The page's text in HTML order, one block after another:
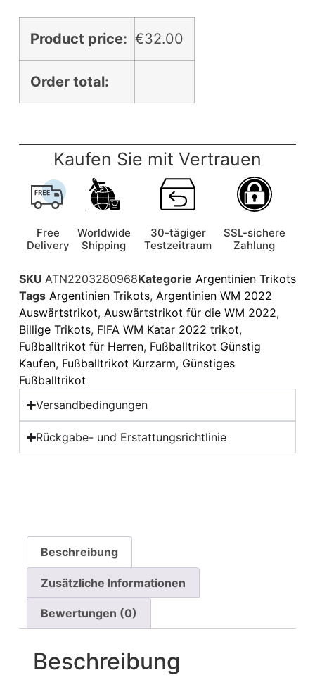
Product price: €32.00
Order total:
Kaufen Sie mit Vertrauen
Free
Delivery
Worldwide
Shipping
30-tägiger
Testzeitraum
SSL-sichere
Zahlung
SKU ATN2203280968Kategorie Argentinien Trikots
Tags Argentinien Trikots, Argentinien WM 2022
Auswärtstrikot, Auswärtstrikot für die WM 2022,
Billige Trikots, FIFA WM Katar 2022 trikot,
Fußballtrikot für Herren, Fußballtrikot Günstig
Kaufen, Fußballtrikot Kurzarm, Günstiges
Fußballtrikot
Versandbedingungen
Rückgabe- und Erstattungsrichtlinie
Beschreibung
Zusätzliche Informationen
Bewertungen (0)
Beschreibung